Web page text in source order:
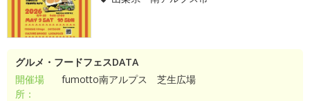
グルメ・フードフェスDATA
開催場
所：
fumotto南アルプス 芝生広場